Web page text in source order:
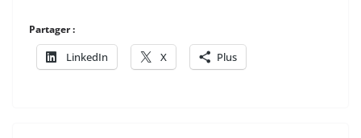
Partager :
LinkedIn X Plus